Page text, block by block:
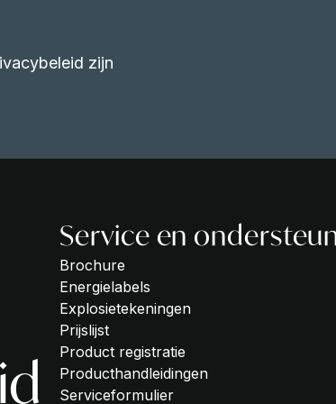
zijn
Service en
Brochure
Energielabels
Explosietekeningen
Prijslijst
Product registratie
Producthandleidingen
Serviceformulier